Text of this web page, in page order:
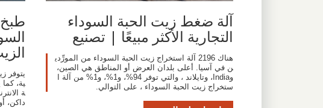
آلة ضغط زيت الحبة السوداء
التجارية الأكثر مبيعًا | تصنيع
هناك 2196 آلة استخراج زيت الحبة السوداء من المورِّدي
ن في آسيا. أعلى بلدان العرض أو المناطق هي الصين،
وIndia، وتايلاند ، والتي توفر 94%، و1%، و1% من آلة ا
ستخراج زيت الحبة السوداء ، على التوالي.
يتوفر
ية،
ة
داكن،